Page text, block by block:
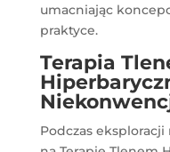
umacniając
praktyce.
Terapia
Podczas